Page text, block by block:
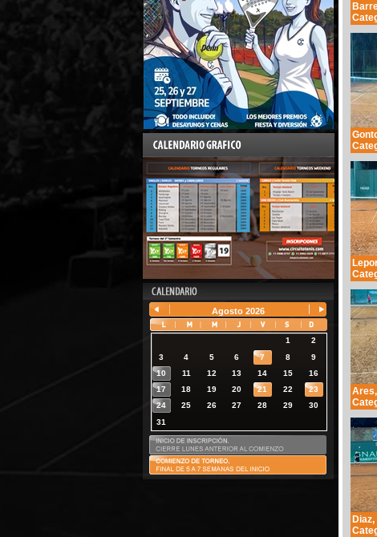
Agosto 2026
1
2
3
4 5 6 7 8
9
10
11 12 13 14 15
16
17
18 19 20 21 22
23
24
25 26 27 28 29
30
31